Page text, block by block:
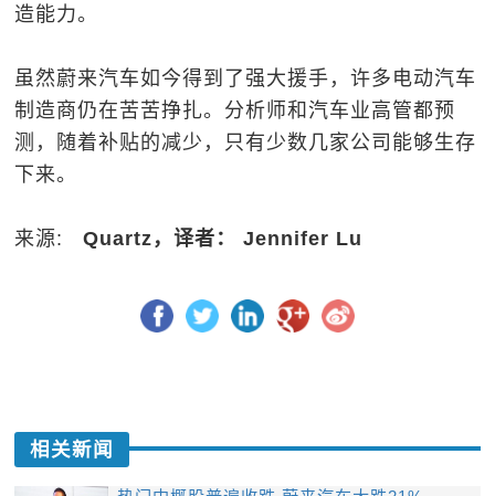
造能力。
虽然蔚来汽车如今得到了强大援手，许多电动汽车
制造商仍在苦苦挣扎。分析师和汽车业高管都预
测，随着补贴的减少，只有少数几家公司能够生存
下来。
来源:Quartz，译者： Jennifer Lu
相关新闻